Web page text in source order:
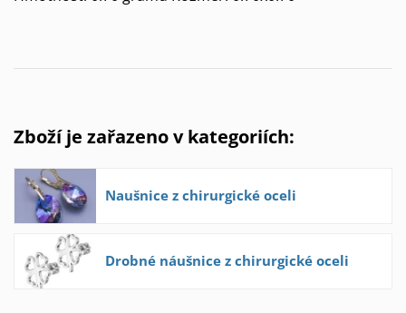
Zboží je zařazeno v kategoriích:
Naušnice z chirurgické oceli
Drobné náušnice z chirurgické oceli